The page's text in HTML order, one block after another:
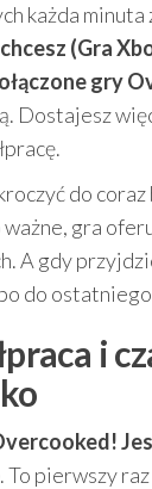
każda
(Gra
gry
Dostajesz
do
gra
A gdy
do
i
. To pierwszy